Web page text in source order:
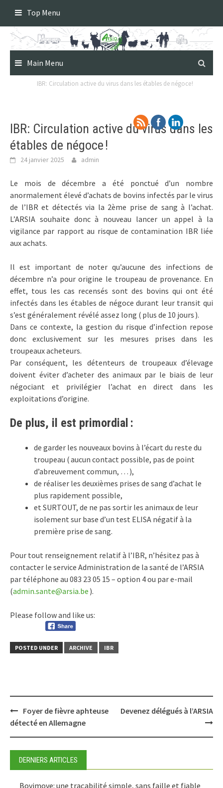
content
Top Menu
Main Menu
IBR: Circulation active du virus dans les étables de négoce !
IBR: Circulation active du virus dans les
étables de négoce !
24 janvier 2025 admin
Le mois de décembre a été ponctué d’un nombre
anormalement élevé d’achats de bovins infectés par le virus
de l’IBR et détectés via la 2ème prise de sang à l’achat.
L’ARSIA souhaite donc à nouveau lancer un appel à la
vigilance par rapport au risque de contamination IBR liée
aux achats.
Il est important de noter qu’aucune des infections de
décembre n’a pour origine le troupeau de provenance. En
effet, tous les cas recensés sont des bovins qui ont été
infectés dans les étables de négoce durant leur transit qui
s’est généralement révélé assez long ( plus de 10 jours ).
Dans ce contexte, la gestion du risque d’infection repose
donc exclusivement sur les mesures prises dans les
troupeaux acheteurs.
Par conséquent, les détenteurs de troupeaux d’élevage
doivent éviter d’acheter des animaux par le biais de leur
négociant et privilégier l’achat en direct dans les
exploitations d’origine.
De plus, il est primordial :
de garder les nouveaux bovins à l’écart du reste du
troupeau ( aucun contact possible, pas de point
d’abreuvement commun, … ),
de réaliser les deuxièmes prises de sang d’achat le
plus rapidement possible,
et SURTOUT, de ne pas sortir les animaux de leur
isolement sur base d’un test ELISA négatif à la
première prise de sang.
Pour tout renseignement relatif à l’IBR, n’hésitez pas à
contacter le service Administration de la santé de l’ARSIA
par téléphone au 083 23 05 15 – option 4 ou par e-mail
(admin.sante@arsia.be ).
Please follow and like us:
POSTED UNDER ARCHIVE IBR
Post
navigation
Foyer de fièvre aphteuse
détecté en Allemagne
Devenez délégués à l’ARSIA
DERNIERS ARTICLES
Bovimove: une traçabilité simple, sans faille et fiable